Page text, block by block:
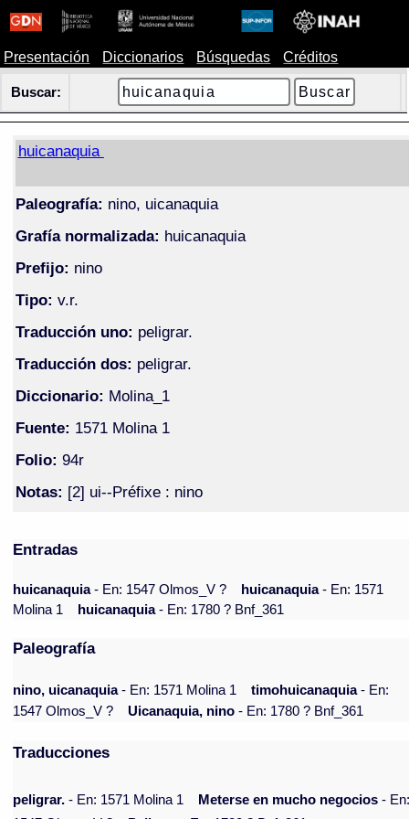
Presentación Diccionarios Búsquedas Créditos
Buscar:
huicanaquia
Paleografía: nino, uicanaquia
Grafía normalizada: huicanaquia
Prefijo: nino
Tipo: v.r.
Traducción uno: peligrar.
Traducción dos: peligrar.
Diccionario: Molina_1
Fuente: 1571 Molina 1
Folio: 94r
Notas: [2] ui--Préfixe : nino
Entradas
huicanaquia- En: 1547 Olmos_V ? huicanaquia- En: 1571
Molina 1
huicanaquia- En: 1780 ? Bnf_361
Paleografía
nino, uicanaquia- En: 1571 Molina 1 timohuicanaquia- En:
1547 Olmos_V ?
Uicanaquia, nino - En: 1780 ? Bnf_361
Traducciones
peligrar. - En: 1571 Molina 1 Meterse en mucho negocios -